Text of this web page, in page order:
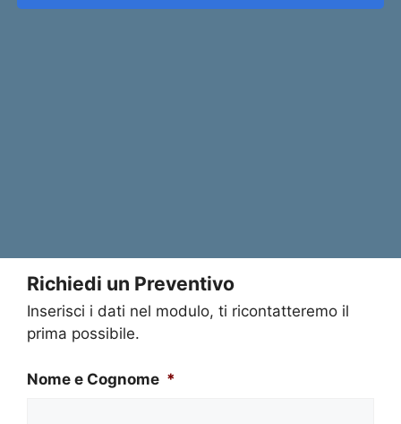
Richiedi un Preventivo
Inserisci i dati nel modulo, ti ricontatteremo il
prima possibile.
Nome e Cognome *